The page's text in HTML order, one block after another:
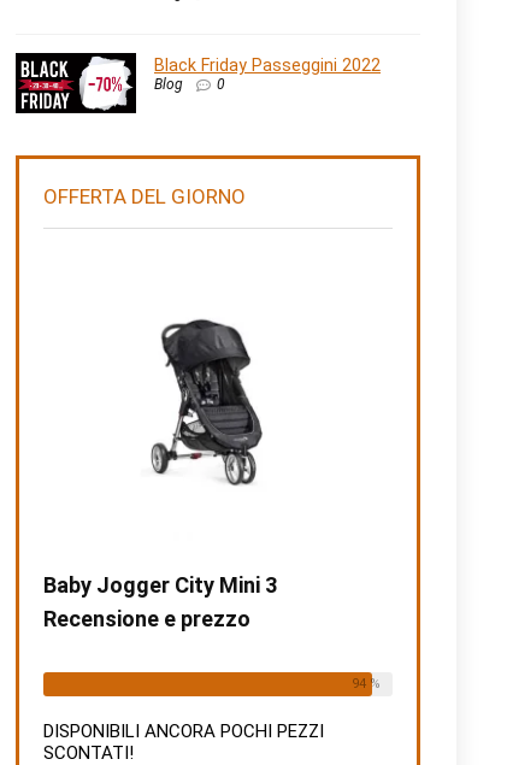
Black Friday Passeggini 2022
Blog 0
OFFERTA DEL GIORNO
Baby Jogger City Mini 3
Recensione e prezzo
Available:16
94 %
DISPONIBILI ANCORA POCHI PEZZI
SCONTATI!